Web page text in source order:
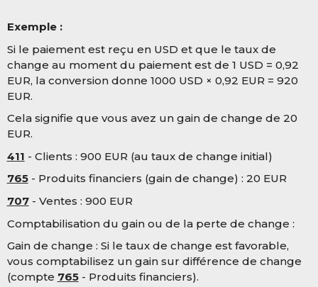
Exemple :
Si le paiement est reçu en USD et que le taux de
change au moment du paiement est de 1 USD = 0,92
EUR, la conversion donne 1000 USD × 0,92 EUR = 920
EUR.
Cela signifie que vous avez un gain de change de 20
EUR.
411 - Clients : 900 EUR (au taux de change initial)
765- Produits financiers (gain de change) : 20 EUR
707- Ventes : 900 EUR
Comptabilisation du gain ou de la perte de change :
Gain de change : Si le taux de change est favorable,
vous comptabilisez un gain sur différence de change
(compte 765- Produits financiers).